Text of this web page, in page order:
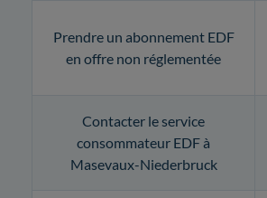
Prendre un abonnement EDF
en offre non réglementée
Contacter le service
consommateur EDF à
Masevaux-Niederbruck